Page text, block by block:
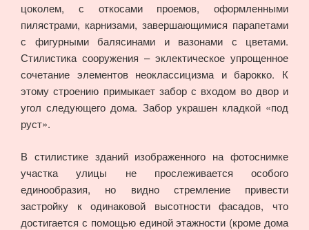
цоколем, с откосами проемов, оформленными
пилястрами, карнизами, завершающимися парапетами
с фигурными балясинами и вазонами с цветами.
Стилистика сооружения – эклектическое упрощенное
сочетание элементов неоклассицизма и барокко. К
этому строению примыкает забор с входом во двор и
угол следующего дома. Забор украшен кладкой «под
руст».
В стилистике зданий изображенного на фотоснимке
участка улицы не прослеживается особого
единообразия, но видно стремление привести
застройку к одинаковой высотности фасадов, что
достигается с помощью единой этажности (кроме дома